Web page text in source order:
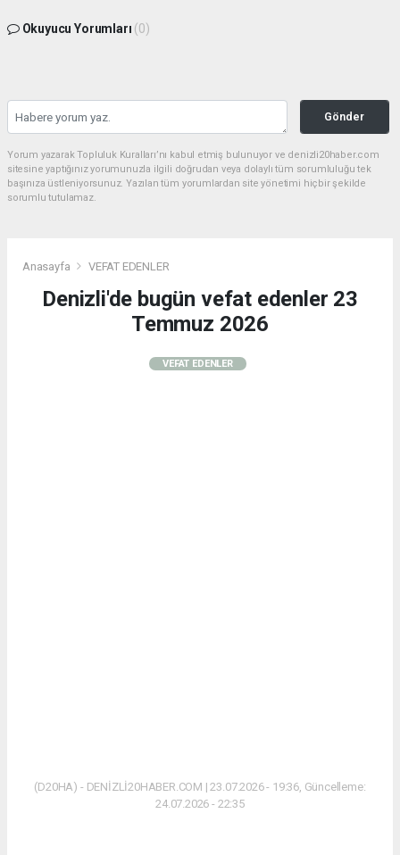
Okuyucu Yorumları (0)
Gönder
Yorum yazarak Topluluk Kuralları’nı kabul etmiş bulunuyor ve denizli20haber.com
sitesine yaptığınız yorumunuzla ilgili doğrudan veya dolaylı tüm sorumluluğu tek
başınıza üstleniyorsunuz. Yazılan tüm yorumlardan site yönetimi hiçbir şekilde
sorumlu tutulamaz.
Anasayfa VEFAT EDENLER
Denizli'de bugün vefat edenler 23
Temmuz 2026
VEFAT EDENLER
(D20HA) - DENİZLİ20HABER.COM | 23.07.2026 - 19:36, Güncelleme:
24.07.2026 - 22:35